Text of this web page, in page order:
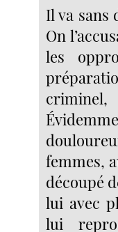
Il va sans
On
les
femmes,
découpé
lui avec
lui